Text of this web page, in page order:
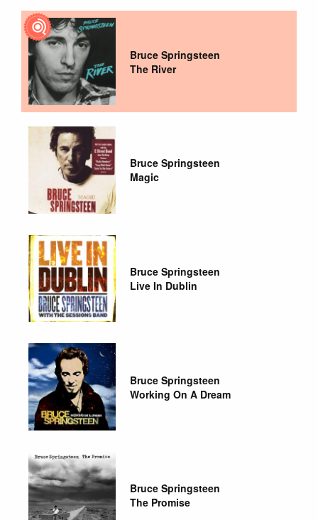
Bruce Springsteen
The River
Bruce Springsteen
Magic
Bruce Springsteen
Live In Dublin
Bruce Springsteen
Working On A Dream
Bruce Springsteen
The Promise